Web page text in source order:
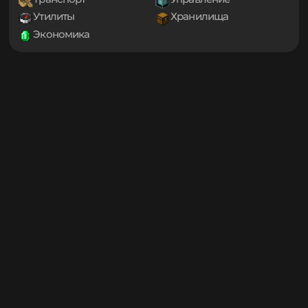
1.19.3
1.19.2
1.19.1
Игровые механики
Магия
Мини-игры
Мобы
Оптимизация